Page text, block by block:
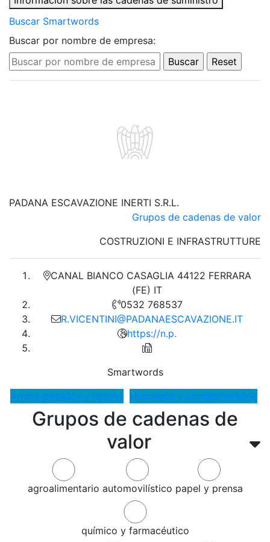
Buscar Smartwords
Buscar por nombre de empresa:
Grupos de cadenas de
valor
agroalimentario automovilístico papel y prensa
químico y farmacéutico
PADANA ESCAVAZIONE INERTI S.R.L.
Grupos de cadenas de valor
COSTRUZIONI E INFRASTRUTTURE
CANAL BIANCO CASAGLIA 44122 FERRARA
(FE) IT
0532 768537
R.VICENTINI@PADANAESCAVAZIONE.IT
https://n.p.
Smartwords
Áridos pesados y ligeros Hormigón y conglomerados